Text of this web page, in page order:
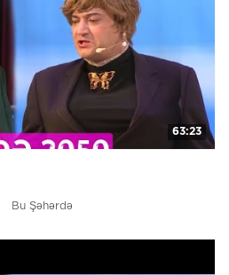
63:23
Bu Şəhərdə